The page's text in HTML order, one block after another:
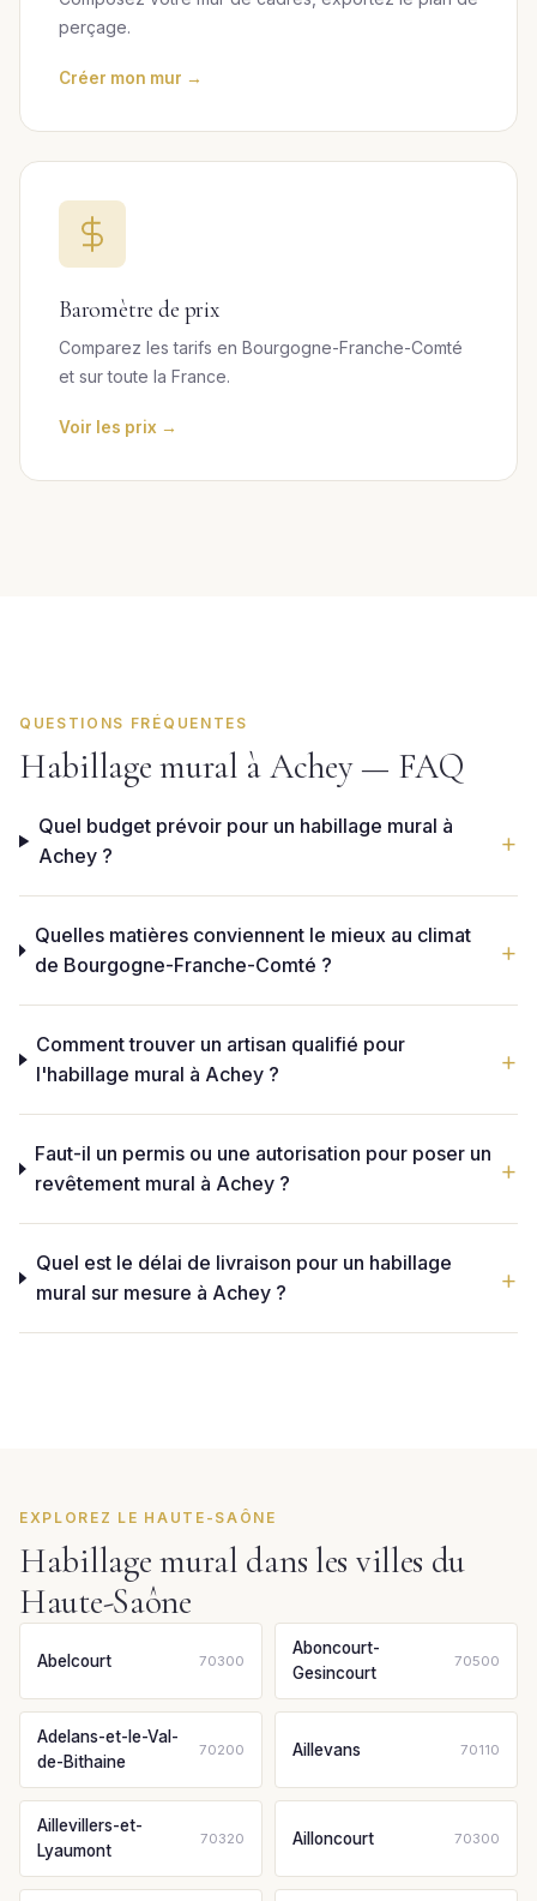
perçage.
Créer mon mur →
Baromètre de prix
Comparez les tarifs en Bourgogne-Franche-Comté
et sur toute la France.
Voir les prix →
QUESTIONS FRÉQUENTES
Habillage mural à Achey — FAQ
Quel budget prévoir pour un habillage mural à
Achey ?
Quelles matières conviennent le mieux au climat
de Bourgogne-Franche-Comté ?
Comment trouver un artisan qualifié pour
l'habillage mural à Achey ?
Faut-il un permis ou une autorisation pour poser un
revêtement mural à Achey ?
Quel est le délai de livraison pour un habillage
mural sur mesure à Achey ?
EXPLOREZ LE HAUTE-SAÔNE
Habillage mural dans les villes du
Haute-Saône
Abelcourt 70300
Aboncourt-
Gesincourt
70500
Adelans-et-le-Val-
de-Bithaine
70200 Aillevans 70110
Aillevillers-et-
Lyaumont
70320 Ailloncourt 70300